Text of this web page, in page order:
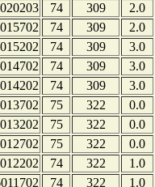
74 309
2.0
74 309
2.0
74 309
3.0
74 309
3.0
74 309
3.0
75 322
0.0
75 322
0.0
75 322
0.0
74 322
1.0
74 322
1.0